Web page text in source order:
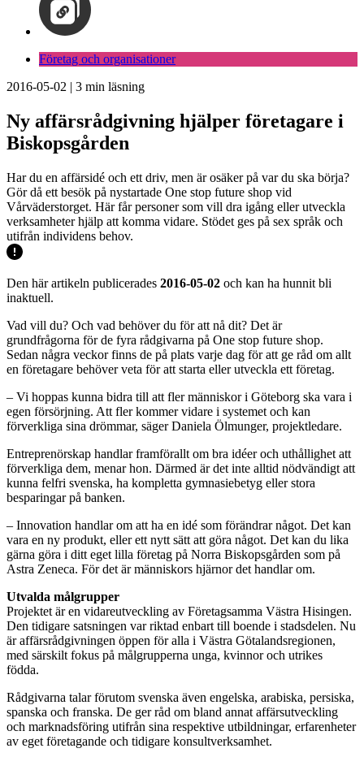
Företag och organisationer
2016-05-02 | 3 min läsning
Ny affärsrådgivning hjälper företagare i
Biskopsgården
Har du en affärsidé och ett driv, men är osäker på var du ska börja?
Gör då ett besök på nystartade One stop future shop vid
Vårväderstorget. Här får personer som vill dra igång eller utveckla
verksamheter hjälp att komma vidare. Stödet ges på sex språk och
utifrån individens behov.
Den här artikeln publicerades 2016-05-02 och kan ha hunnit bli
inaktuell.
Vad vill du? Och vad behöver du för att nå dit? Det är
grundfrågorna för de fyra rådgivarna på One stop future shop.
Sedan några veckor finns de på plats varje dag för att ge råd om allt
en företagare behöver veta för att starta eller utveckla ett företag.
– Vi hoppas kunna bidra till att fler människor i Göteborg ska vara i
egen försörjning. Att fler kommer vidare i systemet och kan
förverkliga sina drömmar, säger Daniela Ölmunger, projektledare.
Entreprenörskap handlar framförallt om bra idéer och uthållighet att
förverkliga dem, menar hon. Därmed är det inte alltid nödvändigt att
kunna felfri svenska, ha kompletta gymnasiebetyg eller stora
besparingar på banken.
– Innovation handlar om att ha en idé som förändrar något. Det kan
vara en ny produkt, eller ett nytt sätt att göra något. Det kan du lika
gärna göra i ditt eget lilla företag på Norra Biskopsgården som på
Astra Zeneca. För det är människors hjärnor det handlar om.
Utvalda målgrupper
Projektet är en vidareutveckling av Företagsamma Västra Hisingen.
Den tidigare satsningen var riktad enbart till boende i stadsdelen. Nu
är affärsrådgivningen öppen för alla i Västra Götalandsregionen,
med särskilt fokus på målgrupperna unga, kvinnor och utrikes
födda.
Rådgivarna talar förutom svenska även engelska, arabiska, persiska,
spanska och franska. De ger råd om bland annat affärsutveckling
och marknadsföring utifrån sina respektive utbildningar, erfarenheter
av eget företagande och tidigare konsultverksamhet.